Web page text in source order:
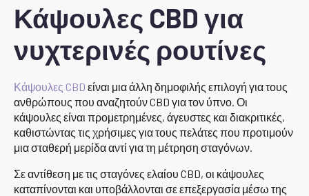
Κάψουλες CBD για
νυχτερινές ρουτίνες
Κάψουλες CBD είναι μια άλλη δημοφιλής επιλογή για τους
ανθρώπους που αναζητούν CBD για τον ύπνο. Οι
κάψουλες είναι προμετρημένες, άγευστες και διακριτικές,
καθιστώντας τις χρήσιμες για τους πελάτες που προτιμούν
μια σταθερή μερίδα αντί για τη μέτρηση σταγόνων.
Σε αντίθεση με τις σταγόνες ελαίου CBD, οι κάψουλες
καταπίνονται και υποβάλλονται σε επεξεργασία μέσω της